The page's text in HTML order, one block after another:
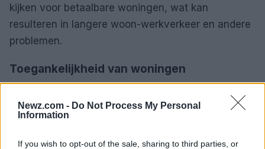
Newz.com - Do Not Process My Personal
Information
If you wish to opt-out of the sale, sharing to third parties, or
kijken voor betaalbare woningen, wat kan
resulteren in langere woon-werkverkeer en andere
problemen.
Toegankelijkheid van woningen
problematischer, vooral voorstartersop de
hebben of net zijn afgestudeerd, vinden het steeds